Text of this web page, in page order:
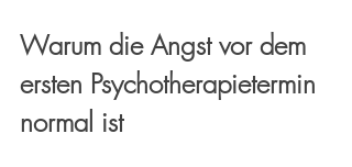
Warum die Angst vor dem
ersten Psychotherapietermin
normal ist